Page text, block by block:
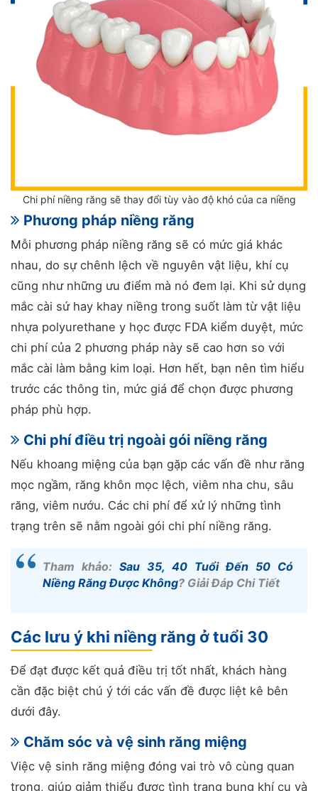
Chi phí niềng răng sẽ thay đổi tùy vào độ khó của ca niềng
Phương pháp niềng răng
Mỗi phương pháp niềng răng sẽ có mức giá khác
nhau, do sự chênh lệch về nguyên vật liệu, khí cụ
cũng như những ưu điểm mà nó đem lại. Khi sử dụng
mắc cài sứ hay khay niềng trong suốt làm từ vật liệu
nhựa polyurethane y học được FDA kiểm duyệt, mức
chi phí của 2 phương pháp này sẽ cao hơn so với
mắc cài làm bằng kim loại. Hơn hết, bạn nên tìm hiểu
trước các thông tin, mức giá để chọn được phương
pháp phù hợp.
Chi phí điều trị ngoài gói niềng răng
Nếu khoang miệng của bạn gặp các vấn đề như răng
mọc ngầm, răng khôn mọc lệch, viêm nha chu, sâu
răng, viêm nướu. Các chi phí để xử lý những tình
trạng trên sẽ nằm ngoài gói chi phí niềng răng.
Tham khảo: Sau 35, 40 Tuổi Đến 50 Có
Niềng Răng Được Không? Giải Đáp Chi Tiết
Các lưu ý khi niềng răng ở tuổi 30
Để đạt được kết quả điều trị tốt nhất, khách hàng
cần đặc biệt chú ý tới các vấn đề được liệt kê bên
dưới đây.
Chăm sóc và vệ sinh răng miệng
Việc vệ sinh răng miệng đóng vai trò vô cùng quan
trọng, giúp giảm thiểu được tình trạng bung khí cụ và